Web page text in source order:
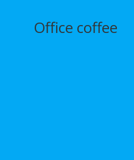
contenuOffice coffee